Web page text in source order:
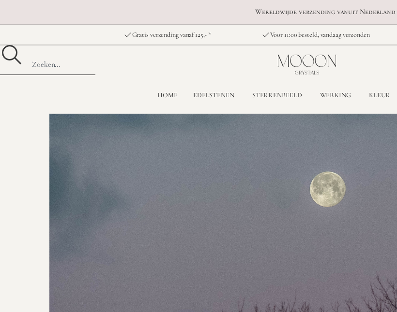
Wereldwijde verzending vanuit Nederland
Gratis verzending vanaf 125,- * Voor 11:00 besteld, vandaag verzonden
HOME EDELSTENEN STERRENBEELD WERKING KLEUR